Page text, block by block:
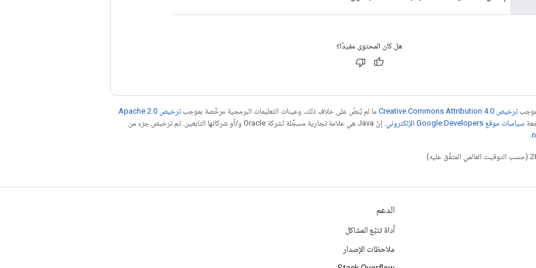
هل كان المحتوى مفيدًا؟
ترخيص Creative Commons Attribution 4.0‏ ما لم يُنصّ على خلاف ذلك، وعينات التعليمات البرمجية مرخّصة بموجبترخيص Apache 2.0‏
سياسات موقع Google Developers الإلكتروني
. إنّ Java هي علامة تجارية مسجَّلة لشركة Oracle و/أو شركائها التابعين. تم ترخيص جزء من
الدعم
أداة تتبّع المشاكل
ملاحظات الإصدار